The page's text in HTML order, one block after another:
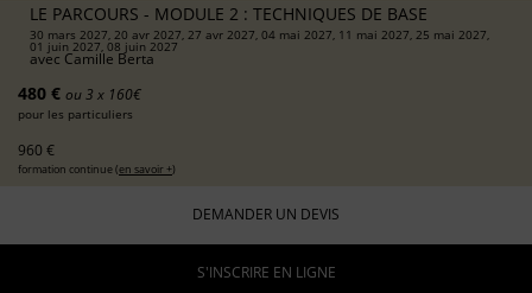
LE PARCOURS - MODULE 2 : TECHNIQUES DE BASE
30 mars 2027, 20 avr 2027, 27 avr 2027, 04 mai 2027, 11 mai 2027, 25 mai 2027,
01 juin 2027, 08 juin 2027
avec Camille Berta
480 € ou 3 x 160€
pour les particuliers
960 €
formation continue (en savoir +)
DEMANDER UN DEVIS
S'INSCRIRE EN LIGNE